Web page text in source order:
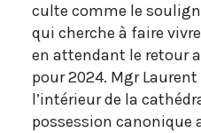
culte comme le
qui cherche à faire
en attendant le retour
pour 2024. Mgr
l’intérieur de la
possession canonique